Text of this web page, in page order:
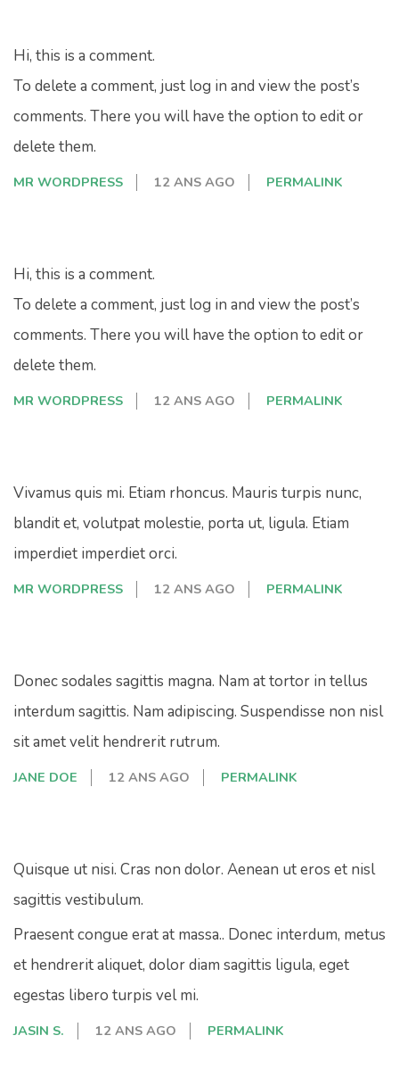
Hi, this is a comment.
To delete a comment, just log in and view the post’s
comments. There you will have the option to edit or
delete them.
MR WORDPRESS 12 ANS AGO PERMALINK
Hi, this is a comment.
To delete a comment, just log in and view the post’s
comments. There you will have the option to edit or
delete them.
MR WORDPRESS 12 ANS AGO PERMALINK
Vivamus quis mi. Etiam rhoncus. Mauris turpis nunc,
blandit et, volutpat molestie, porta ut, ligula. Etiam
imperdiet imperdiet orci.
MR WORDPRESS 12 ANS AGO PERMALINK
Donec sodales sagittis magna. Nam at tortor in tellus
interdum sagittis. Nam adipiscing. Suspendisse non nisl
sit amet velit hendrerit rutrum.
JANE DOE 12 ANS AGO PERMALINK
Quisque ut nisi. Cras non dolor. Aenean ut eros et nisl
sagittis vestibulum.
Praesent congue erat at massa.. Donec interdum, metus
et hendrerit aliquet, dolor diam sagittis ligula, eget
egestas libero turpis vel mi.
JASIN S. 12 ANS AGO PERMALINK